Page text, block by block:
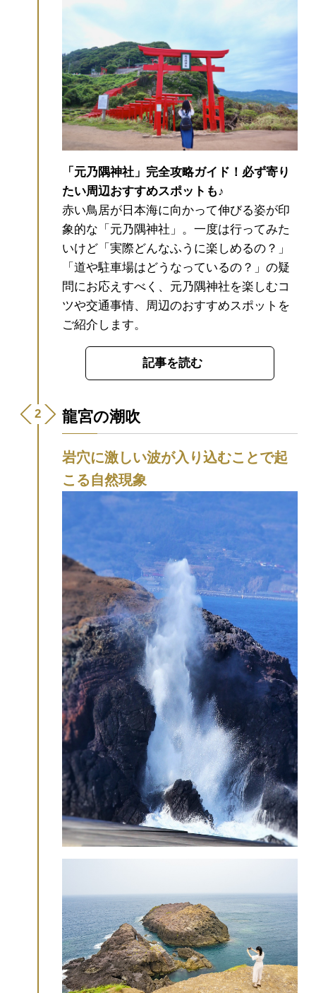
放り投げて入れば、願いが叶うといわれて
います。(※現在休止中。再開時期未定。)
地元ライターが元乃隅神社の見どころ・楽
しみ方を徹底レポ♪神社周辺のおすすめスポ
ットもご紹介！高台の下、参道入口「正面
の鳥居」近くの岩場では、運が良いと海水
が約30ｍも高く吹き上がる「竜宮の潮吹
」を見ることができます。その様子はま
いので、歩くときは細心の注意を払ってく
ださい。社務所では、可愛い白狐の御朱印
をいただけます。色もカラフルで種類も多
いので、自分の願いに合わせて好きなもの
を選べます。参拝の記念にいかがでしょう
か。
「元乃隅神社」完全攻略ガイド！必ず寄り
たい周辺おすすめスポットも♪
赤い鳥居が日本海に向かって伸びる姿が印
象的な「元乃隅神社」。一度は行ってみた
いけど「実際どんなふうに楽しめるの？」
「道や駐車場はどうなっているの？」の疑
問にお応えすべく、元乃隅神社を楽しむコ
ツや交通事情、周辺のおすすめスポットを
ご紹介します。
記事を読む
龍宮の潮吹
岩穴に激しい波が入り込むことで起
こる自然現象